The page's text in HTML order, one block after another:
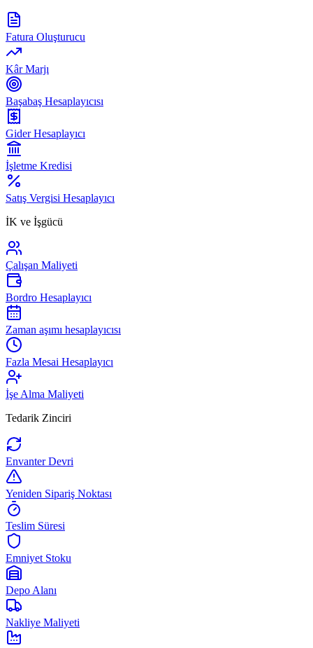
Fatura Oluşturucu
Kâr Marjı
Başabaş Hesaplayıcısı
Gider Hesaplayıcı
İşletme Kredisi
Satış Vergisi Hesaplayıcı
İK ve İşgücü
Çalışan Maliyeti
Bordro Hesaplayıcı
Zaman aşımı hesaplayıcısı
Fazla Mesai Hesaplayıcı
İşe Alma Maliyeti
Tedarik Zinciri
Envanter Devri
Yeniden Sipariş Noktası
Teslim Süresi
Emniyet Stoku
Depo Alanı
Nakliye Maliyeti